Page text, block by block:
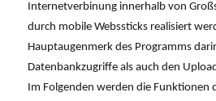
Internetverbinung innerhalb von
durch mobile Webssticks realisiert
Hauptaugenmerk des Programms
Datenbankzugriffe als auch den
Im Folgenden werden die Funktionen